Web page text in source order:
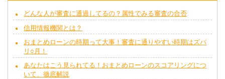
どんな人が審査に通過してるの？属性でみる審査の合否
信用情報機関とは？
おまとめローンの時期って大事！審査に通りやすい時期はズバ
リ○月！
あなたはこう見られてる！おまとめローンのスコアリングにつ
いて、徹底解説